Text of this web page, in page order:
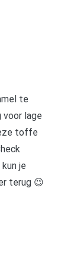
te
voor lage
toffe
je
terug 😉